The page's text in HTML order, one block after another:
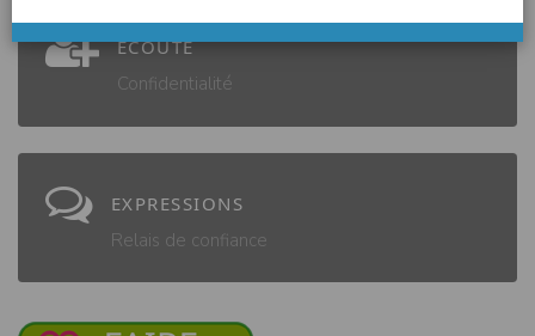
ECOUTE
Confidentialité
EXPRESSIONS
Relais de confiance